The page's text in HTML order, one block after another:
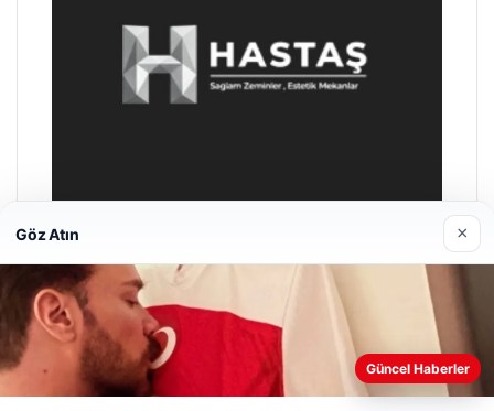
Enes Kaplan Avukatlık Bürosu
28/04/2026
Web sitemizi nasıl kullandığınızı daha iyi anlayabilmek,
deneyiminizi kişiselleştirmek ve geliştirmek amacıyla çerezler
Göz Atın ×
Güncel Haberler